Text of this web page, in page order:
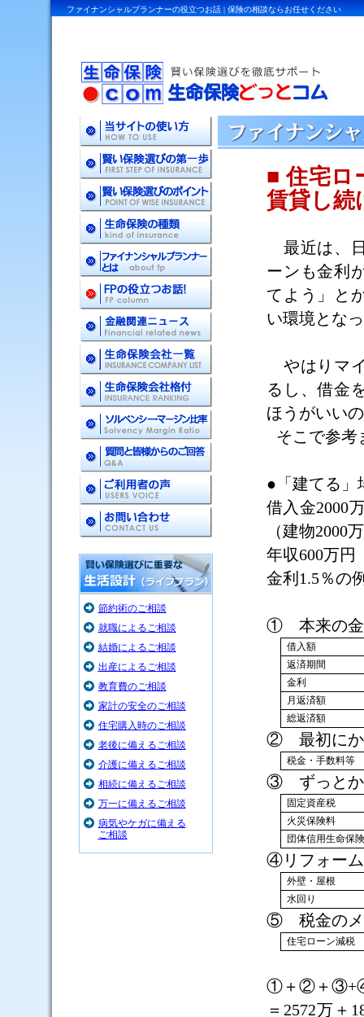
ファイナンシャルプランナーの役立つお話 | 保険の相談ならお任せください
節約術のご相談
就職によるご相談
結婚によるご相談
出産によるご相談
教育費のご相談
家計の安全のご相談
住宅購入時のご相談
老後に備えるご相談
介護に備えるご相談
相続に備えるご相談
万一に備えるご相談
病気やケガに備える
ご相談
■ 住宅ロ
賃貸し続
最近は、
ーンも金利
てよう」と
い環境とな
やはりマ
るし、借金
ほうがいい
そこで参考
●「建てる
借入金2000
（建物2000
年収600万円
金利 1.5％の
① 本来の
借入額
返済期間
金利
月返済額
総返済額
② 最初にか
税金・手数料等
③ ずっとか
固定資産税
火災保険料
団体信用生命保
④リフォーム
外壁・屋根
水回り
⑤ 税金のメ
住宅ローン減税
①＋②＋③+
＝ 2572万＋